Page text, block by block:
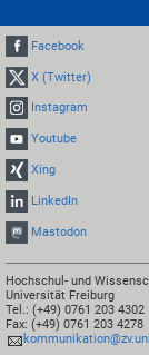
Facebook
X (Twitter)
Instagram
Youtube
Xing
LinkedIn
Mastodon
Hochschul- und
Universität Freiburg
Tel.: (+49) 0761 203 4302
Fax: (+49) 0761 203 4278